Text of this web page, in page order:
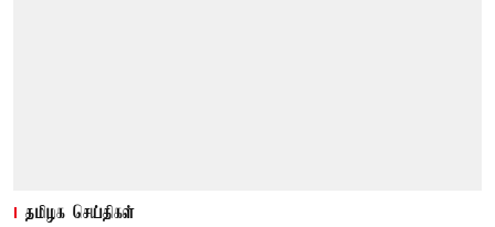
தமிழக செய்திகள்